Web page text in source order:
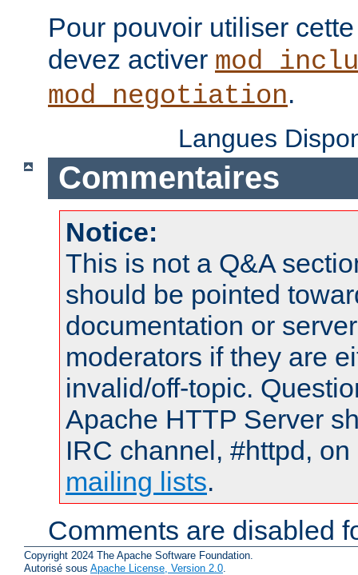
Pour pouvoir utiliser
devez activer
mod_negotiation.
Langues
Commentaires
Notice:
This is not a Q&A
should be pointed
documentation or
moderators if they are
invalid/off-topic.
Apache HTTP Server
IRC channel, #httpd,
mailing lists.
Comments are disabled
Copyright 2024 The Apache Software Foundation.
Autorisé sous Apache License, Version 2.0